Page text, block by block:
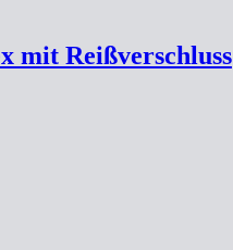
mit Reißverschluss